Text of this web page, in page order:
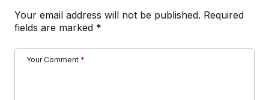
Your email address will not be published. Required
fields are marked *
Your Comment *